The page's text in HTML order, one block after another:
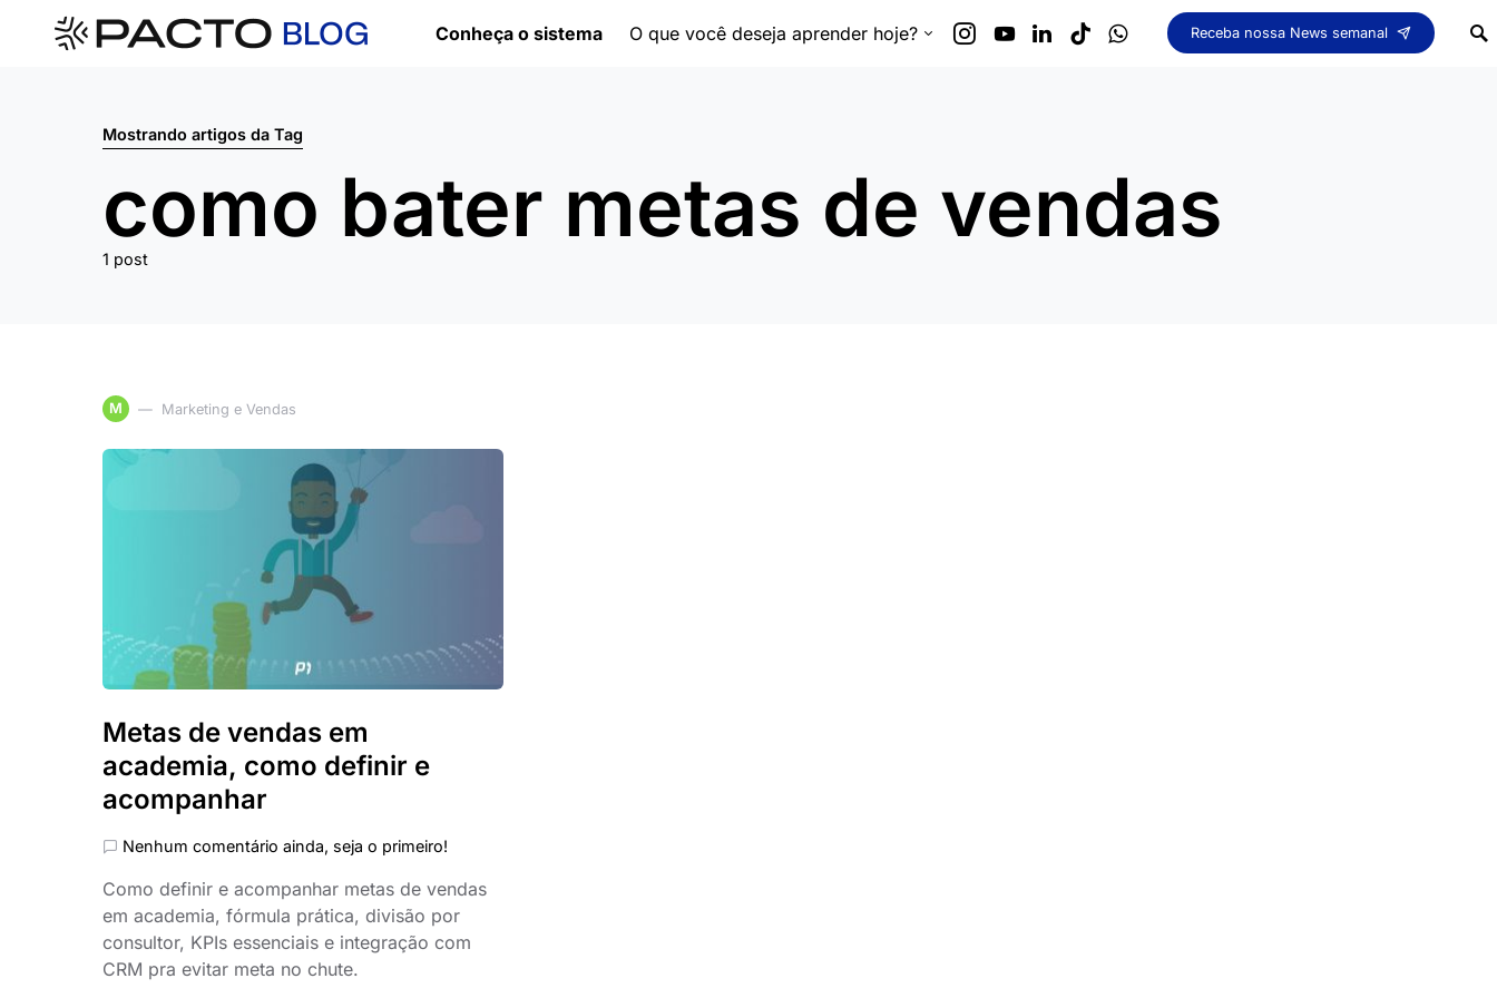
Conheça o sistema O que você deseja aprender hoje? Receba nossa News semanal
Mostrando artigos da Tag
como bater metas de vendas
1 post
M Marketing e Vendas
Metas de vendas em
academia, como definir e
acompanhar
Nenhum comentário ainda, seja o primeiro!
Como definir e acompanhar metas de vendas
em academia, fórmula prática, divisão por
consultor, KPIs essenciais e integração com
CRM pra evitar meta no chute.